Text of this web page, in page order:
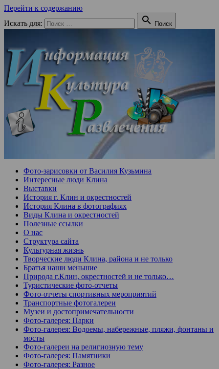
Перейти к содержанию
Искать для:
 Поиск
Фото-зарисовки от Василия Кузьмина
Интересные люди Клина
Выставки
История г. Клин и окрестностей
История Клина в фотографиях
Виды Клина и окрестностей
Полезные ссылки
О нас
Структура сайта
Культурная жизнь
Творческие люди Клина, района и не только
Братья наши меньшие
Природа г.Клин, окрестностей и не только…
Туристические фото-отчеты
Фото-отчеты спортивных мероприятий
Транспортные фотогалереи
Музеи и достопримечательности
Фото-галерея: Парки
Фото-галерея: Водоемы, набережные, пляжи, фонтаны и
мосты
Фото-галереи на религиозную тему
Фото-галерея: Памятники
Фото-галерея: Разное